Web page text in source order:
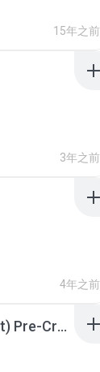
15年之前
3年之前
4年之前
Sony Vegas Pro 12.0.770 (64-bit) Pre-Cracked.zip